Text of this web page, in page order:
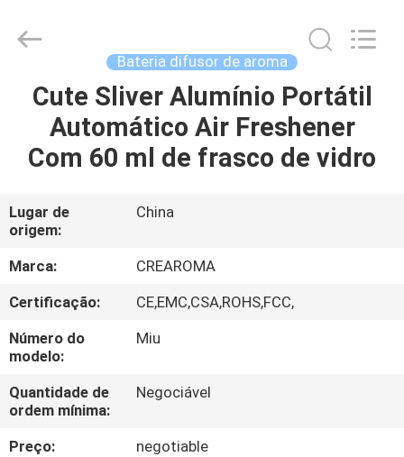
CASA
PRODUTOS
VÍDEOS
SHOW
DE
RV
SOBRE
NÓS
Online
Market.
Developed
Bateria difusor de aroma
Cute Sliver Alumínio Portátil
Automático Air Freshener
Com 60 ml de frasco de vidro
Lugar de
origem:
China
Marca:
CREAROMA
Certificação:
CE,EMC,CSA,ROHS,FCC,
Número do
modelo:
Miu
Quantidade de
ordem mínima:
Negociável
Preço:
negotiable